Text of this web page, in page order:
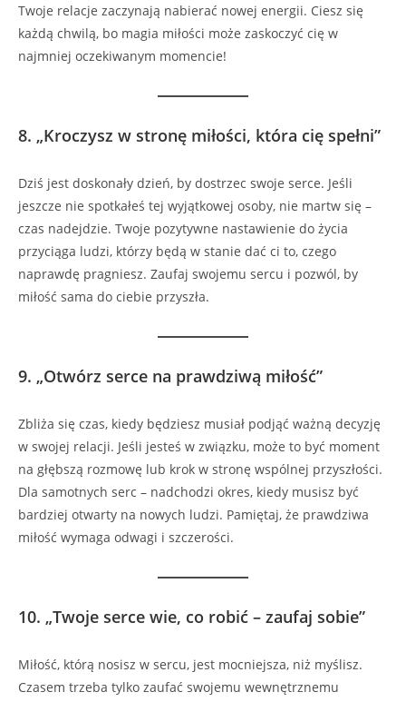
Twoje relacje zaczynają nabierać nowej energii. Ciesz się
każdą chwilą, bo magia miłości może zaskoczyć cię w
najmniej oczekiwanym momencie!
8. „Kroczysz w stronę miłości, która cię spełni”
Dziś jest doskonały dzień, by dostrzec swoje serce. Jeśli
jeszcze nie spotkałeś tej wyjątkowej osoby, nie martw się –
czas nadejdzie. Twoje pozytywne nastawienie do życia
przyciąga ludzi, którzy będą w stanie dać ci to, czego
naprawdę pragniesz. Zaufaj swojemu sercu i pozwól, by
miłość sama do ciebie przyszła.
9. „Otwórz serce na prawdziwą miłość”
Zbliża się czas, kiedy będziesz musiał podjąć ważną decyzję
w swojej relacji. Jeśli jesteś w związku, może to być moment
na głębszą rozmowę lub krok w stronę wspólnej przyszłości.
Dla samotnych serc – nadchodzi okres, kiedy musisz być
bardziej otwarty na nowych ludzi. Pamiętaj, że prawdziwa
miłość wymaga odwagi i szczerości.
10. „Twoje serce wie, co robić – zaufaj sobie”
Miłość, którą nosisz w sercu, jest mocniejsza, niż myślisz.
Czasem trzeba tylko zaufać swojemu wewnętrznemu